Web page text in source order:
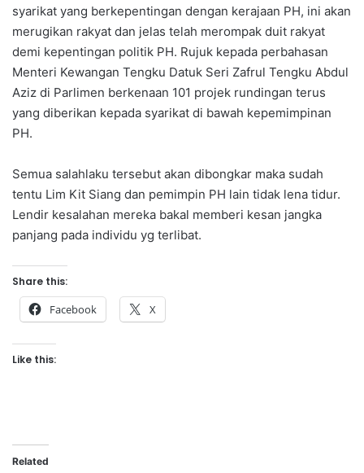
syarikat yang berkepentingan dengan kerajaan PH, ini akan
merugikan rakyat dan jelas telah merompak duit rakyat
demi kepentingan politik PH. Rujuk kepada perbahasan
Menteri Kewangan Tengku Datuk Seri Zafrul Tengku Abdul
Aziz di Parlimen berkenaan 101 projek rundingan terus
yang diberikan kepada syarikat di bawah kepemimpinan
PH.
Semua salahlaku tersebut akan dibongkar maka sudah
tentu Lim Kit Siang dan pemimpin PH lain tidak lena tidur.
Lendir kesalahan mereka bakal memberi kesan jangka
panjang pada individu yg terlibat.
Share this:
Facebook X
Like this:
Related